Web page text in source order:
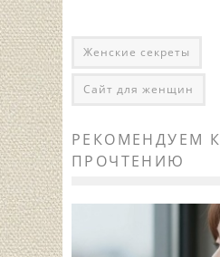
Женские секреты
Сайт для женщин
РЕКОМЕНДУЕМ К
ПРОЧТЕНИЮ